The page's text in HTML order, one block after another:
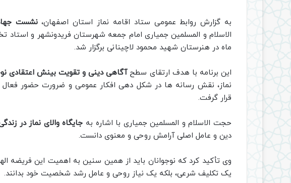
به گزارش روابط عمومی ستاد اقامه نماز استان اصفهان،نشست
الاسلام و المسلمین جمیاری امام جمعه شهرستان فریدونشهر و
ماه در هنرستان شهید محمود لاچینانی برگزار شد.
این برنامه با هدف ارتقای سطح آگاهی دینی و تقویت بینش اعتقادی
نماز، نقش رسانه ها در شکل دهی افکار عمومی و ضرورت حضور فعال
قرار گرفت.
حجت الاسلام و المسلمین جمیاری با اشاره به جایگاه والای نماز در
دین و عامل اصلی آرامش روحی و معنوی دانست.
وی تأکید کرد که نوجوانان باید از همین سنین به اهمیت این فریضه
یک تکلیف شرعی، بلکه یک نیاز روحی و عامل رشد شخصیت خود بدانند.